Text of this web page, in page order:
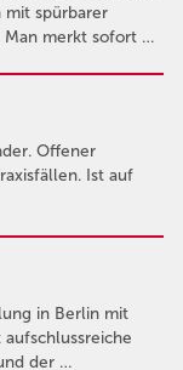
spürbarer
Man merkt sofort …
Offener
Ist auf
in Berlin mit
der …